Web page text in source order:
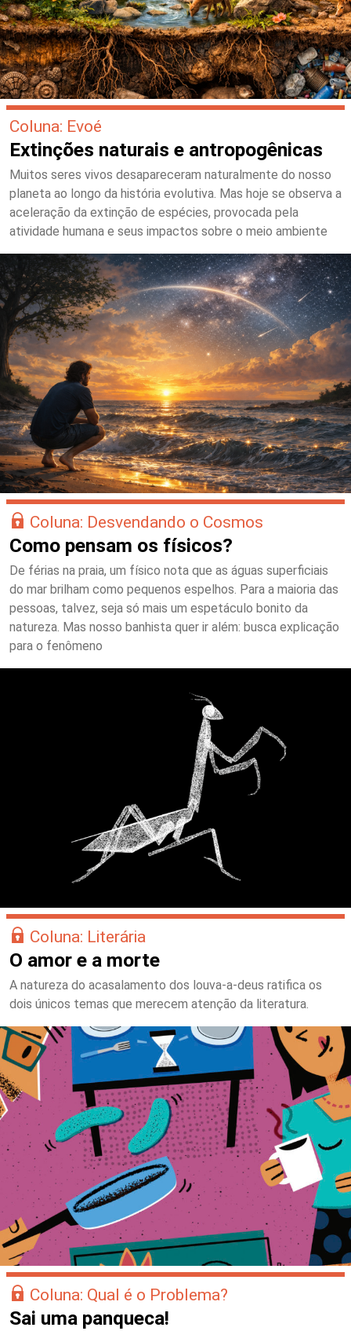
Coluna: Evoé
Extinções naturais e antropogênicas
Muitos seres vivos desapareceram naturalmente do nosso
planeta ao longo da história evolutiva. Mas hoje se observa a
aceleração da extinção de espécies, provocada pela
atividade humana e seus impactos sobre o meio ambiente
Coluna: Desvendando o Cosmos
Como pensam os físicos?
De férias na praia, um físico nota que as águas superficiais
do mar brilham como pequenos espelhos. Para a maioria das
pessoas, talvez, seja só mais um espetáculo bonito da
natureza. Mas nosso banhista quer ir além: busca explicação
para o fenômeno
Coluna: Literária
O amor e a morte
A natureza do acasalamento dos louva-a-deus ratifica os
dois únicos temas que merecem atenção da literatura.
Coluna: Qual é o Problema?
Sai uma panqueca!